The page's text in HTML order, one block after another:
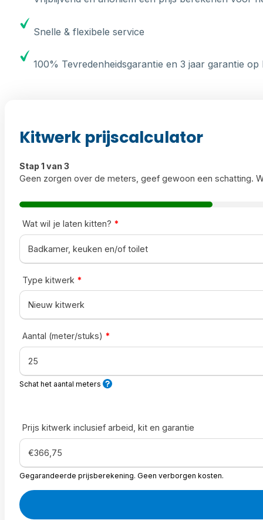
Snelle & flexibele service
100% Tevredenheidsgarantie en 3 jaar garantie
Kitwerk prijscalculator
Stap 1 van 3
Geen zorgen over de meters, geef gewoon een schatting.
Wat wil je laten kitten? *
Type kitwerk *
Aantal (meter/stuks) *
Schat het aantal meters
Prijs kitwerk inclusief arbeid, kit en garantie
Gegarandeerde prijsberekening. Geen verborgen kosten.